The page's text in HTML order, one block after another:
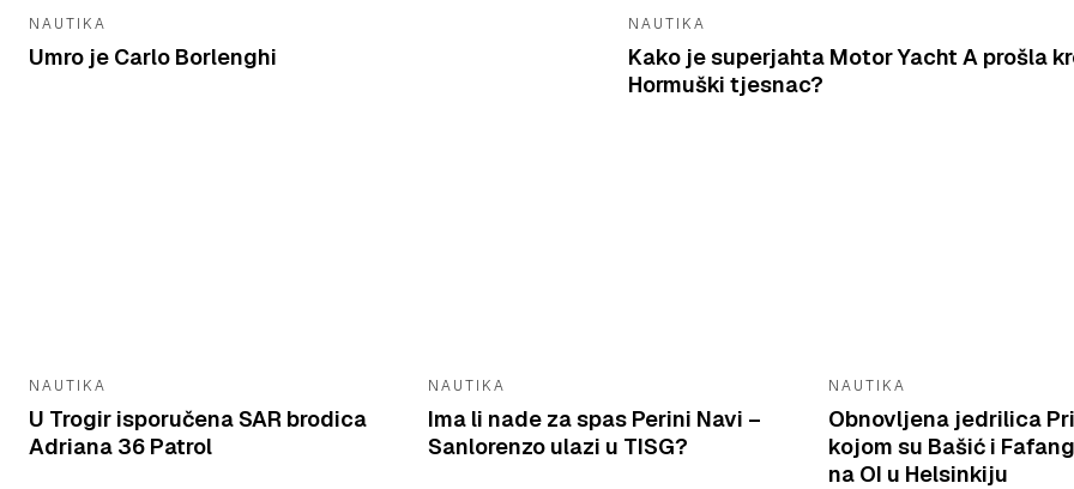
NAUTIKA
Umro je Carlo Borlenghi
NAUTIKA
Kako je superjahta Motor Yacht A prošla
Hormuški tjesnac?
NAUTIKA
U Trogir isporučena SAR brodica
Adriana 36 Patrol
NAUTIKA
Ima li nade za spas Perini Navi –
Sanlorenzo ulazi u TISG?
NAUTIKA
Obnovljena jedrilica
kojom su Bašić i
na OI u Helsinkiju